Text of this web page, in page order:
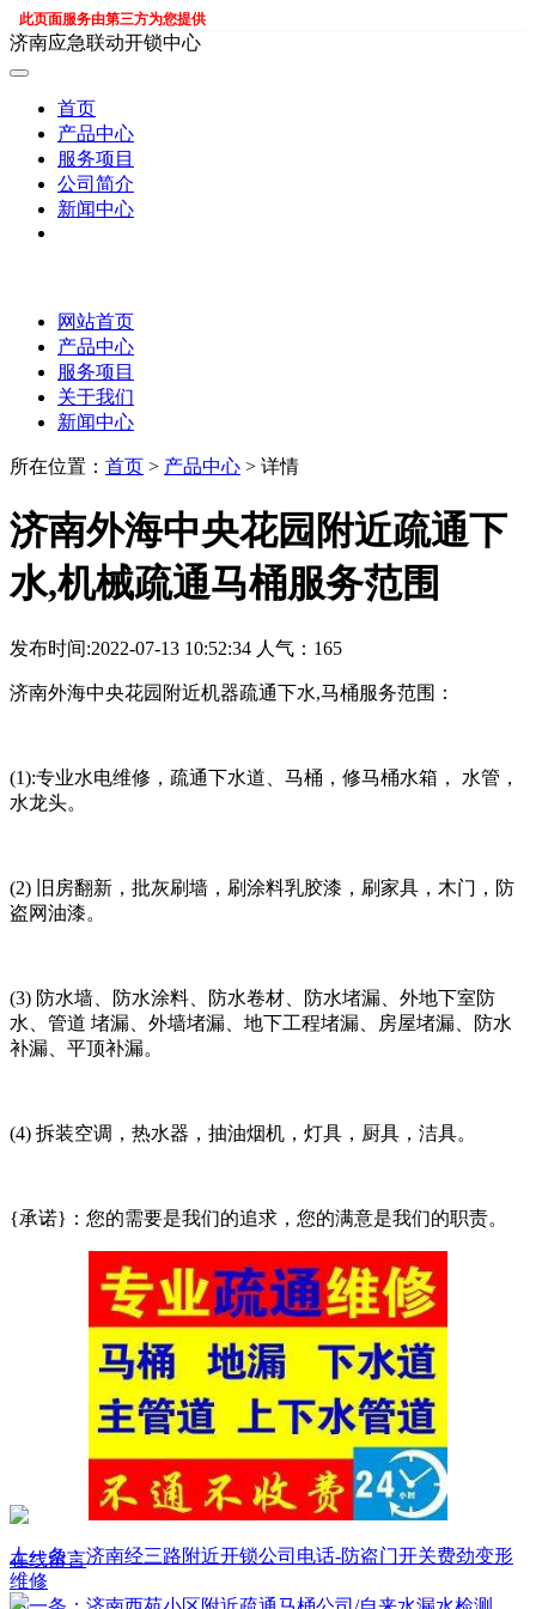
此页面服务由第三方为您提供
济南应急联动开锁中心
首页
产品中心
服务项目
公司简介
新闻中心
网站首页
产品中心
服务项目
关于我们
新闻中心
所在位置： 首页 > 产品中心 > 详情
济南外海中央花园附近疏通下
水,机械疏通马桶服务范围
发布时间:2022-07-13 10:52:34 人气：165
济南外海中央花园附近机器疏通下水,马桶服务范围：
(1):专业水电维修，疏通下水道、马桶，修马桶水箱， 水管，
水龙头。
(2) 旧房翻新，批灰刷墙，刷涂料乳胶漆，刷家具，木门，防
盗网油漆。
(3) 防水墙、防水涂料、防水卷材、防水堵漏、外地下室防
水、管道 堵漏、外墙堵漏、地下工程堵漏、房屋堵漏、防水
补漏、平顶补漏。
(4) 拆装空调，热水器，抽油烟机，灯具，厨具，洁具。
{承诺}：您的需要是我们的追求，您的满意是我们的职责。
上一条：济南经三路附近开锁公司电话-防盗门开关费劲变形
维修
在线留言